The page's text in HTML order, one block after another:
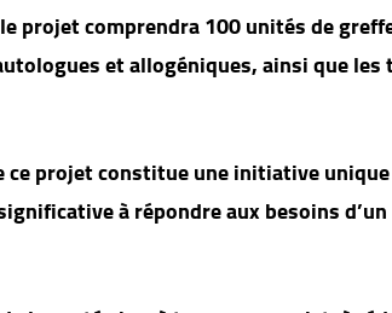
projet comprendra 100 unités de
et allogéniques, ainsi que
ce projet constitue une initiative
à répondre aux besoins